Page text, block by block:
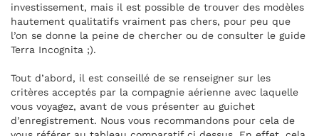
investissement, mais il est possible de trouver des modèles
hautement qualitatifs vraiment pas chers, pour peu que
l’on se donne la peine de chercher ou de consulter le guide
Terra Incognita ;).
Tout d’abord, il est conseillé de se renseigner sur les
critères acceptés par la compagnie aérienne avec laquelle
vous voyagez, avant de vous présenter au guichet
d’enregistrement. Nous vous recommandons pour cela de